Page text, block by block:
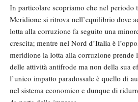
In particolare scopriamo che nel periodo
Meridione si ritrova nell’equilibrio dove
lotta alla corruzione fa seguito una
crescita; mentre nel Nord d’Italia è
meridione la lotta alla corruzione prende
delle attività antifrode ma non della sua
l’unico impatto paradossale è quello di
nel sistema economico e dunque di